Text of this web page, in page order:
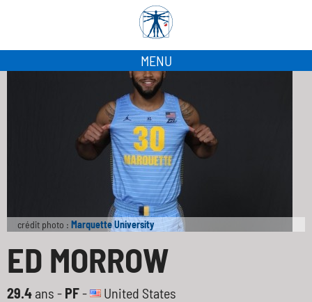
MENU
crédit photo : Marquette University
ED MORROW
29.4 ans - PF-
United States